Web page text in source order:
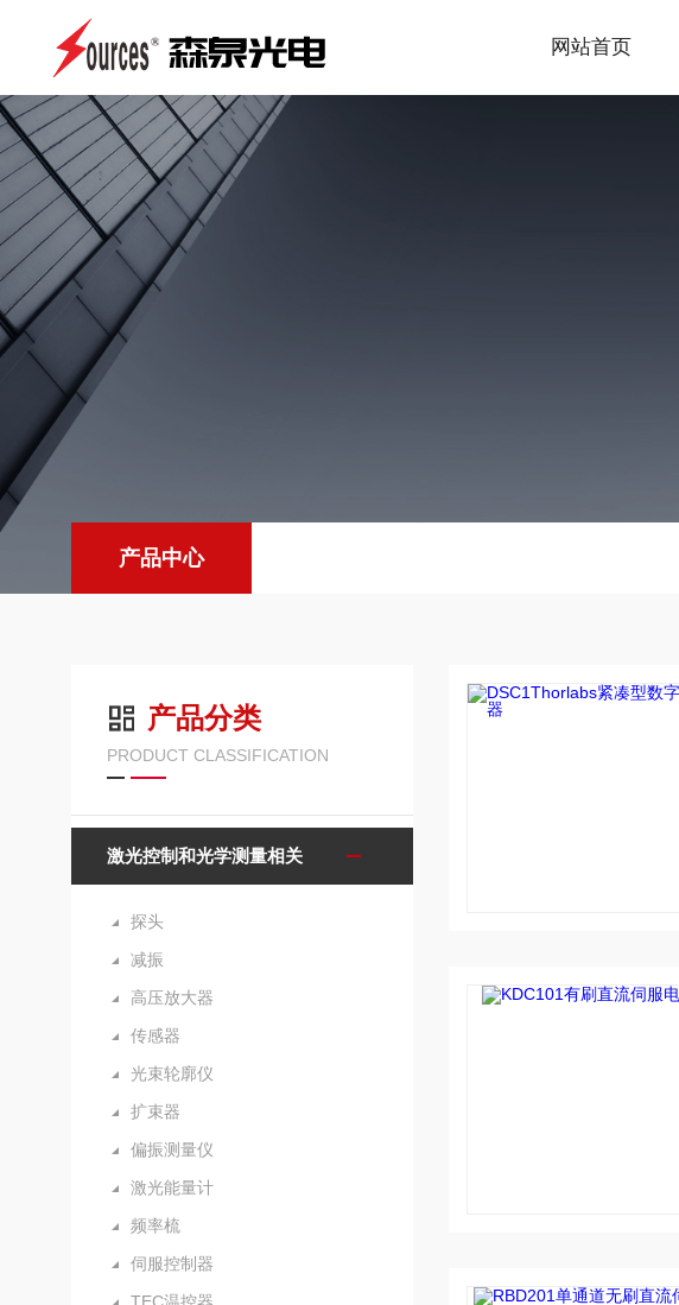
网站首页
产品中心
产品分类
PRODUCT CLASSIFICATION
激光控制和光学测量相关
探头
减振
高压放大器
传感器
光束轮廓仪
扩束器
偏振测量仪
激光能量计
频率梳
伺服控制器